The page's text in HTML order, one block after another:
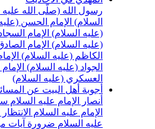
الله (صلّى الله عليه وآله) أمير
الإمام الحسن (عليه السلام)
الإمام السجاد (عليه
الإمام الصادق (عليه
(عليه السلام) الإمام الرضا (عليه
(عليه السلام) الإمام الهادي (عليه
(عليه السلام)
أهل البيت عن المسائل المهدويّة
الإمام عليه السلامسنن الانبياء
عليه السلامالانتظار والمنتظرون
السلام ضرورة آيات مؤولة بالمهدي